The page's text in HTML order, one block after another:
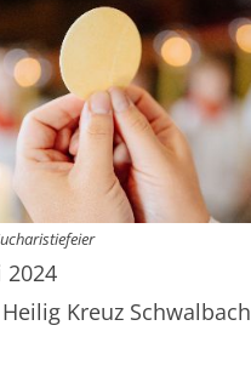
2024
Kreuz Schwalbach